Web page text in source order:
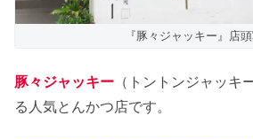
『豚々ジャッキー』店
豚々ジャッキー （トントンジャッキ
る人気とんかつ店です。